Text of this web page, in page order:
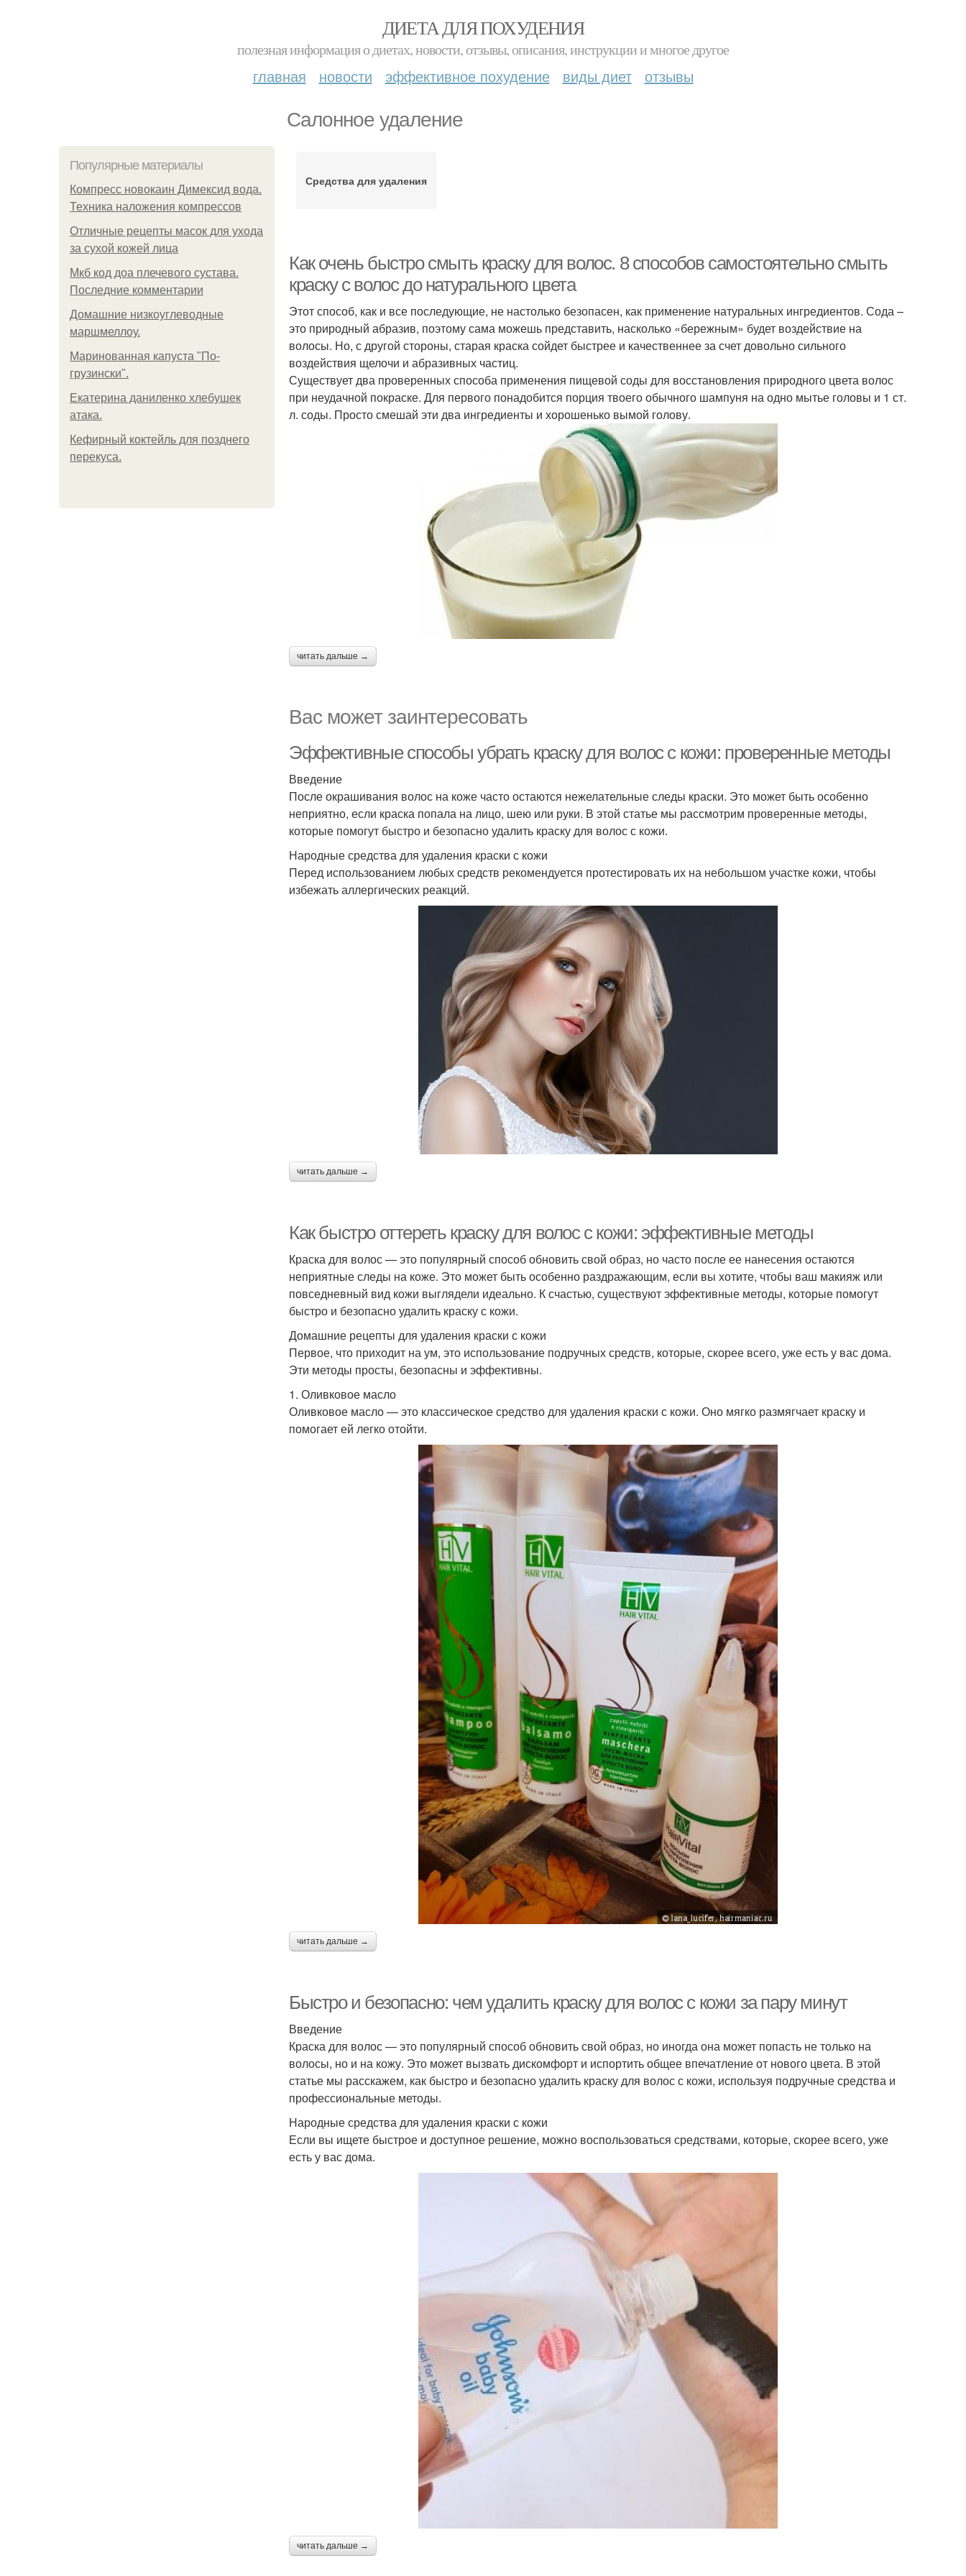
ДИЕТА ДЛЯ ПОХУДЕНИЯ
полезная информация о диетах, новости, отзывы, описания, инструкции и многое другое
главная новости эффективное похудение виды диет отзывы
Салонное удаление
Популярные материалы
Компресс новокаин Димексид вода.
Техника наложения компрессов
Отличные рецепты масок для ухода
за сухой кожей лица
Мкб код доа плечевого сустава.
Последние комментарии
Домашние низкоуглеводные
маршмеллоу.
Маринованная капуста "По-
грузински".
Екатерина даниленко хлебушек
атака.
Кефирный коктейль для позднего
перекуса.
Средства для удаления
Как очень быстро смыть краску для волос. 8 способов самостоятельно смыть
краску с волос до натурального цвета
Этот способ, как и все последующие, не настолько безопасен, как применение натуральных ингредиентов. Сода –
это природный абразив, поэтому сама можешь представить, насколько «бережным» будет воздействие на
волосы. Но, с другой стороны, старая краска сойдет быстрее и качественнее за счет довольно сильного
воздействия щелочи и абразивных частиц.
Существует два проверенных способа применения пищевой соды для восстановления природного цвета волос
при неудачной покраске. Для первого понадобится порция твоего обычного шампуня на одно мытье головы и 1 ст.
л. соды. Просто смешай эти два ингредиенты и хорошенько вымой голову.
читать дальше →
Вас может заинтересовать
Эффективные способы убрать краску для волос с кожи: проверенные методы
Введение
После окрашивания волос на коже часто остаются нежелательные следы краски. Это может быть особенно
неприятно, если краска попала на лицо, шею или руки. В этой статье мы рассмотрим проверенные методы,
которые помогут быстро и безопасно удалить краску для волос с кожи.
Народные средства для удаления краски с кожи
Перед использованием любых средств рекомендуется протестировать их на небольшом участке кожи, чтобы
избежать аллергических реакций.
читать дальше →
Как быстро оттереть краску для волос с кожи: эффективные методы
Краска для волос — это популярный способ обновить свой образ, но часто после ее нанесения остаются
неприятные следы на коже. Это может быть особенно раздражающим, если вы хотите, чтобы ваш макияж или
повседневный вид кожи выглядели идеально. К счастью, существуют эффективные методы, которые помогут
быстро и безопасно удалить краску с кожи.
Домашние рецепты для удаления краски с кожи
Первое, что приходит на ум, это использование подручных средств, которые, скорее всего, уже есть у вас дома.
Эти методы просты, безопасны и эффективны.
1. Оливковое масло
Оливковое масло — это классическое средство для удаления краски с кожи. Оно мягко размягчает краску и
помогает ей легко отойти.
читать дальше →
Быстро и безопасно: чем удалить краску для волос с кожи за пару минут
Введение
Краска для волос — это популярный способ обновить свой образ, но иногда она может попасть не только на
волосы, но и на кожу. Это может вызвать дискомфорт и испортить общее впечатление от нового цвета. В этой
статье мы расскажем, как быстро и безопасно удалить краску для волос с кожи, используя подручные средства и
профессиональные методы.
Народные средства для удаления краски с кожи
Если вы ищете быстрое и доступное решение, можно воспользоваться средствами, которые, скорее всего, уже
есть у вас дома.
читать дальше →